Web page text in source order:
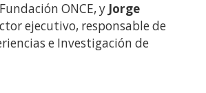
ONCE, y Jorge
ejecutivo, responsable de
e Investigación de